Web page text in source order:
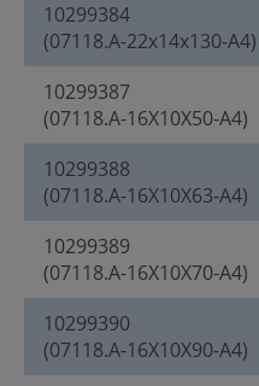
10299384
(07118.A-22x14x130-A4)
10299387
(07118.A-16X10X50-A4)
10299388
(07118.A-16X10X63-A4)
10299389
(07118.A-16X10X70-A4)
10299390
(07118.A-16X10X90-A4)